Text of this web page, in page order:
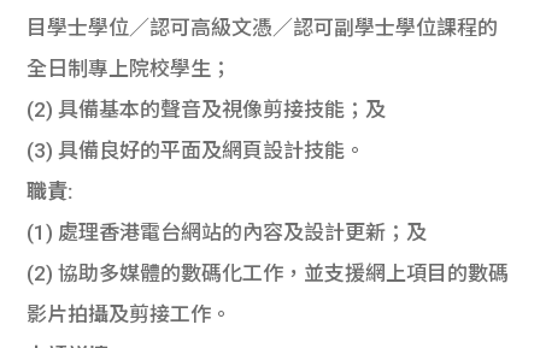
目學士學位／認可高級文憑／認可副學士學位課程的
全日制專上院校學生；
(2) 具備基本的聲音及視像剪接技能；及
(3) 具備良好的平面及網頁設計技能。
職責:
(1) 處理香港電台網站的內容及設計更新；及
(2) 協助多媒體的數碼化工作，並支援網上項目的數碼
影片拍攝及剪接工作。